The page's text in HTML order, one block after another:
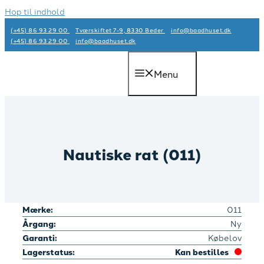
Hop til indhold
(+45) 86 93 29 00 Tværskiftet 7-9, 8330 Beder
info@baadhuset.dk​
(+45) 86 93 29 00
info@baadhuset.dk​
Menu
Nautiske rat (011)
Mærke: 011
Årgang: Ny
Garanti: Købelov
Lagerstatus: Kan bestilles